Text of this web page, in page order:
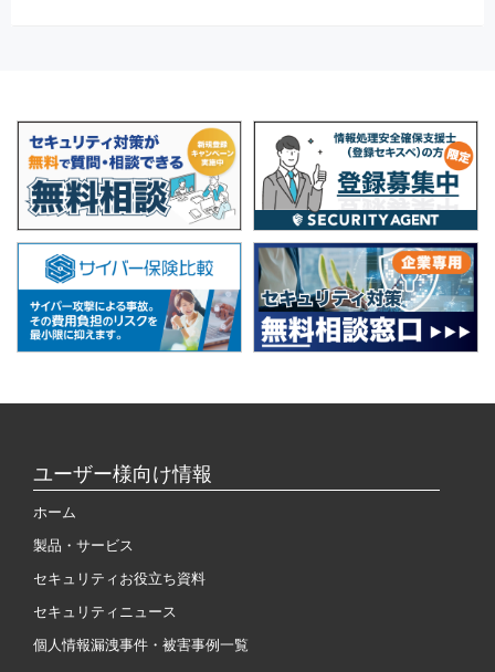
ユーザー様向け情報
ホーム
製品・サービス
セキュリティお役立ち資料
セキュリティニュース
個人情報漏洩事件・被害事例一覧